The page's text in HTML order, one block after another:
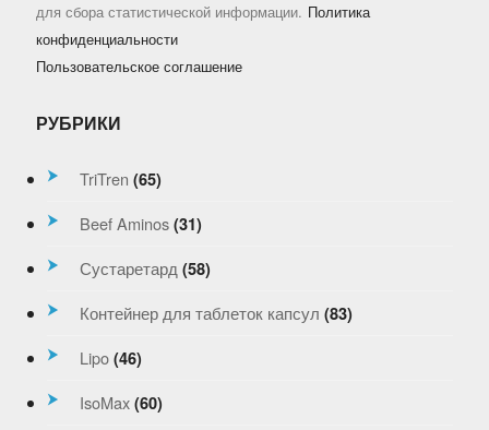
для сбора статистической информации. Политика
конфиденциальности
Пользовательское соглашение
РУБРИКИ
TriTren (65)
Beef Aminos (31)
Сустаретард (58)
Контейнер для таблеток капсул (83)
Lipo (46)
IsoMax (60)